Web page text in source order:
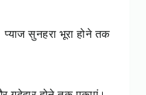
सुनहरा भूरा होने तक